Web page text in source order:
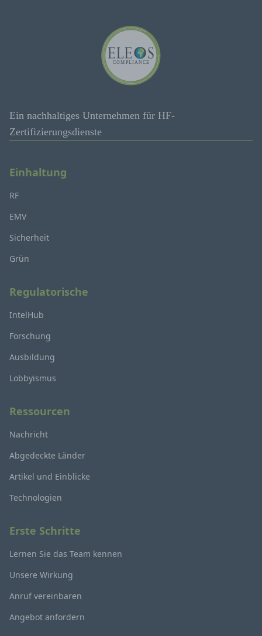
Ein nachhaltiges Unternehmen für HF-
Zertifizierungsdienste
Einhaltung
RF
EMV
Sicherheit
Grün
Regulatorische
IntelHub
Forschung
Ausbildung
Lobbyismus
Ressourcen
Nachricht
Abgedeckte Länder
Artikel und Einblicke
Technologien
Erste Schritte
Lernen Sie das Team kennen
Unsere Wirkung
Anruf vereinbaren
Angebot anfordern